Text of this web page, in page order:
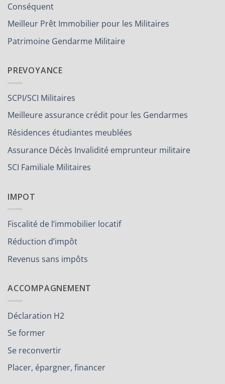
Conséquent
Meilleur Prêt Immobilier pour les Militaires
Patrimoine Gendarme Militaire
PREVOYANCE
SCPI/SCI Militaires
Meilleure assurance crédit pour les Gendarmes
Résidences étudiantes meublées
Assurance Décès Invalidité emprunteur militaire
SCI Familiale Militaires
IMPOT
Fiscalité de l’immobilier locatif
Réduction d’impôt
Revenus sans impôts
ACCOMPAGNEMENT
Déclaration H2
Se former
Se reconvertir
Placer, épargner, financer